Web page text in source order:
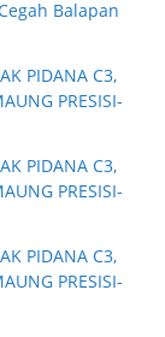
Balapan
PIDANA C3,
PRESISI-
PIDANA C3,
PRESISI-
PIDANA C3,
PRESISI-